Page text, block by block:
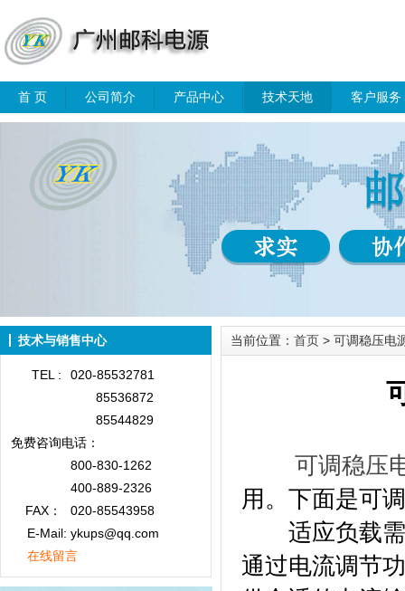
首 页 公司简介 产品中心 技术天地 客户服务
技术与销售中心
TEL :
020-85532781
85536872
85544829
免费咨询电话：
800-830-1262
400-889-2326
FAX：
020-85543958
E-Mail: ykups@qq.com
在线留言
当前位置： 首页 > 可调稳压电
可调稳压
用。下面是可
适应负载需
通过电流调节